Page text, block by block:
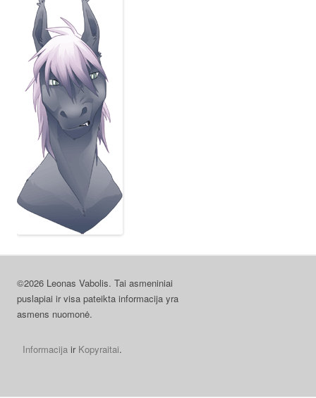
©2026 Leonas Vabolis. Tai asmeniniai
puslapiai ir visa pateikta informacija yra
asmens nuomonė.
Informacija ir Kopyraitai.